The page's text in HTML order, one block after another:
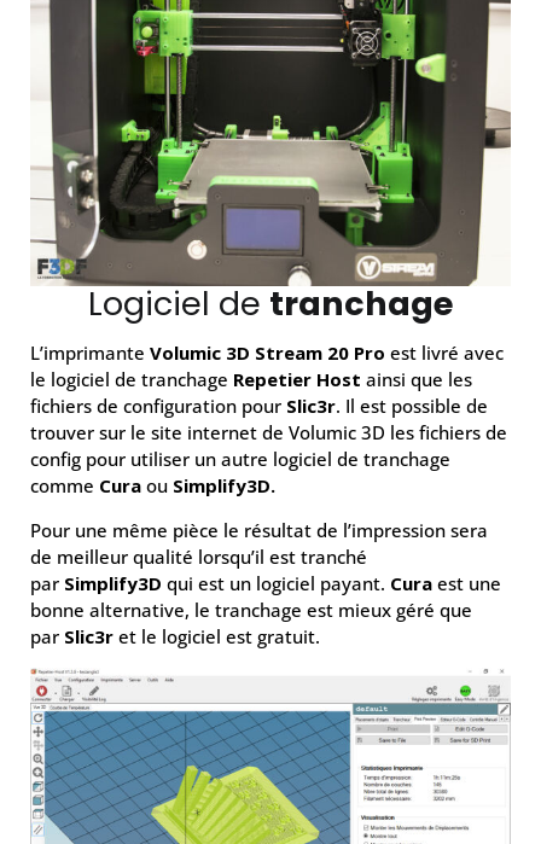
Logiciel de tranchage
L’imprimante Volumic 3D Stream 20 Pro est livré avec
le logiciel de tranchage Repetier Host ainsi que les
fichiers de configuration pour Slic3r. Il est possible de
trouver sur le site internet de Volumic 3D les fichiers de
config pour utiliser un autre logiciel de tranchage
comme Cura ou Simplify3D.
Pour une même pièce le résultat de l’impression sera
de meilleur qualité lorsqu’il est tranché
par Simplify3D qui est un logiciel payant. Cura est une
bonne alternative, le tranchage est mieux géré que
par Slic3r et le logiciel est gratuit.